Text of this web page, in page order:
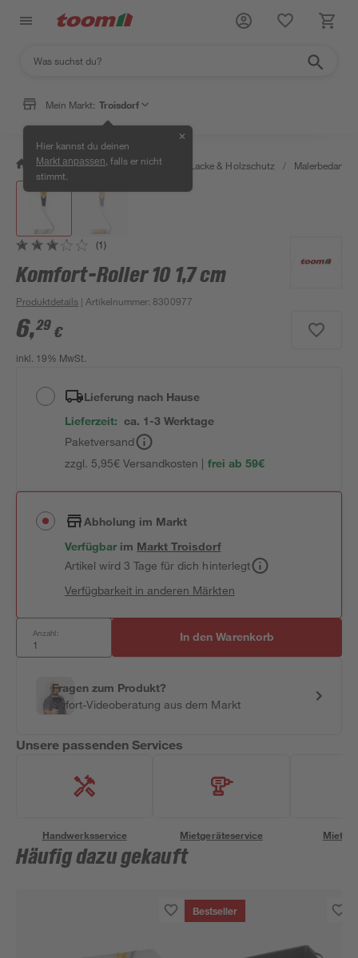
Mein Markt: Troisdorf
Hier kannst du deinen
Markt anpassen , falls er nicht
stimmt.
✕
/ Bauen & Renovieren / Farben, Lacke & Holzschutz / Malerbedarf
(1)
Komfort-Roller 10 1,7 cm
Produktdetails | Artikelnummer: 8300977
6,29 €
inkl. 19% MwSt.
Lieferung nach Hause
Lieferzeit: ca. 1-3 Werktage
Paketversand
zzgl. 5,95€ Versandkosten | frei ab 59€
Abholung im Markt
Verfügbar im MarktTroisdorf
Artikel wird 3 Tage für dich hinterlegt
Verfügbarkeit in anderen Märkten
Anzahl: In den Warenkorb
Fragen zum Produkt?
Sofort-Videoberatung aus dem Markt
Unsere passenden Services
Handwerksservice Mietgeräteservice
Häufig dazu gekauft
Bestseller